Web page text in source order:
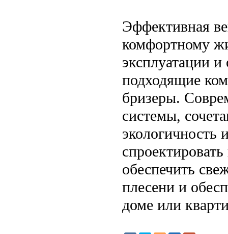
Эффективная
комфортному
эксплуатации
подходящие
бризеры.
системы,
экологичность
обеспечить
плесени и
доме или